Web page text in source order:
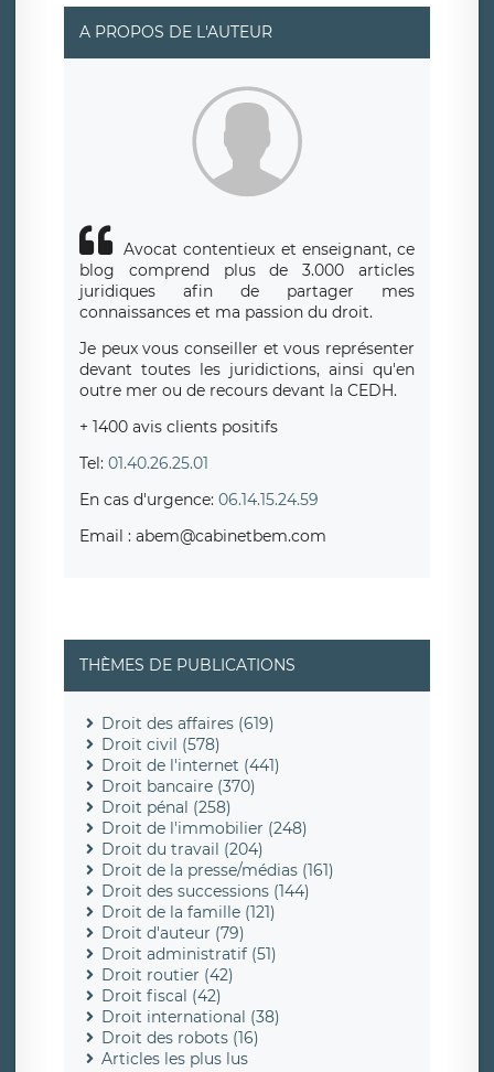
A PROPOS DE L'AUTEUR
Avocat contentieux et enseignant, ce
blog comprend plus de 3.000 articles
juridiques afin de partager mes
connaissances et ma passion du droit.
Je peux vous conseiller et vous représenter
devant toutes les juridictions, ainsi qu'en
outre mer ou de recours devant la CEDH.
+ 1400 avis clients positifs
Tel: 01.40.26.25.01
En cas d'urgence: 06.14.15.24.59
Email : abem@cabinetbem.com
THÈMES DE PUBLICATIONS
Droit des affaires (619)
Droit civil (578)
Droit de l'internet (441)
Droit bancaire (370)
Droit pénal (258)
Droit de l'immobilier (248)
Droit du travail (204)
Droit de la presse/médias (161)
Droit des successions (144)
Droit de la famille (121)
Droit d'auteur (79)
Droit administratif (51)
Droit routier (42)
Droit fiscal (42)
Droit international (38)
Droit des robots (16)
Articles les plus lus